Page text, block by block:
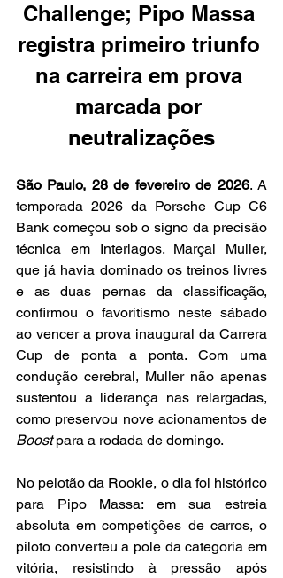
Challenge; Pipo Massa
registra primeiro triunfo
na carreira em prova
marcada por
neutralizações
São Paulo, 28 de fevereiro de 2026. A
temporada 2026 da Porsche Cup C6
Bank começou sob o signo da precisão
técnica em Interlagos. Marçal Muller,
que já havia dominado os treinos livres
e as duas pernas da classificação,
confirmou o favoritismo neste sábado
ao vencer a prova inaugural da Carrera
Cup de ponta a ponta. Com uma
condução cerebral, Muller não apenas
sustentou a liderança nas relargadas,
Boost para a rodada de domingo.
No pelotão da Rookie, o dia foi histórico
para Pipo Massa: em sua estreia
absoluta em competições de carros, o
piloto converteu a pole da categoria em
vitória, resistindo à pressão após